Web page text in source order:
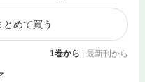
めて買う
1巻から | 最新刊から